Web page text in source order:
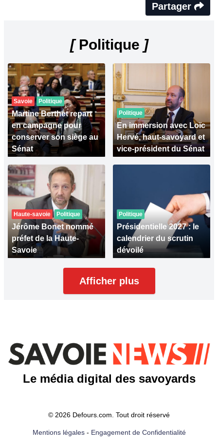
Partager
[Politique ]
Savoie Politique
Martine Berthet repart
en campagne pour
conserver son siège au
Sénat
Politique
En immersion avec Loïc
Hervé, haut-savoyard et
vice-président du Sénat
Haute-savoie Politique
Jérôme Bonet nommé
préfet de la Haute-
Savoie
Politique
Présidentielle 2027 : le
calendrier du scrutin
dévoilé
Afficher plus
Le média digital des savoyards
© 2026 Defours.com. Tout droit réservé
Mentions légales- Engagement de Confidentialité